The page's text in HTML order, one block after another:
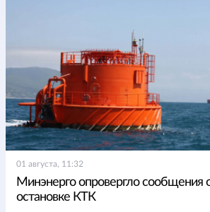
01 августа, 11:32
Минэнерго опровергло сообщения
остановке КТК